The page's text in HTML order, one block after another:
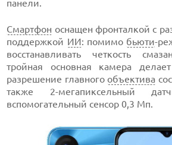
панели.
Смартфон оснащен фронталкой с
поддержкой ИИ: помимо бьюти-
восстанавливать четкость
тройная основная камера
разрешение главного объектива
также 2-мегапиксельный
вспомогательный сенсор 0,3 Мп.